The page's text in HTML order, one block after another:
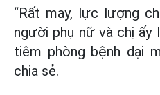
“Rất may, lực lượng
người phụ nữ và chị
tiêm phòng bệnh dại
chia sẻ.